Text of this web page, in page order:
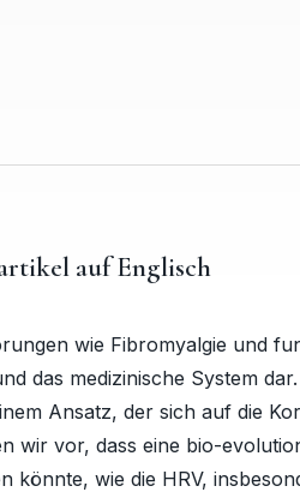
auf Englisch
wie Fibromyalgie und
das medizinische System
Ansatz, der sich auf die
wir vor, dass eine bio-
könnte, wie die HRV,